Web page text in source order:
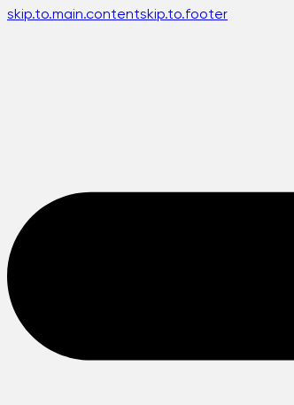
skip.to.main.contentskip.to.footer